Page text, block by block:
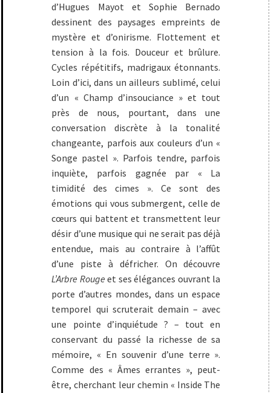
d’Hugues Mayot et Sophie Bernado
dessinent des paysages empreints de
mystère et d’onirisme. Flottement et
tension à la fois. Douceur et brûlure.
Cycles répétitifs, madrigaux étonnants.
Loin d’ici, dans un ailleurs sublimé, celui
d’un « Champ d’insouciance » et tout
près de nous, pourtant, dans une
conversation discrète à la tonalité
changeante, parfois aux couleurs d’un «
Songe pastel ». Parfois tendre, parfois
inquiète, parfois gagnée par « La
timidité des cimes ». Ce sont des
émotions qui vous submergent, celle de
cœurs qui battent et transmettent leur
désir d’une musique qui ne serait pas déjà
entendue, mais au contraire à l’affût
d’une piste à défricher. On découvre
L’Arbre Rouge et ses élégances ouvrant la
porte d’autres mondes, dans un espace
temporel qui scruterait demain – avec
une pointe d’inquiétude ? – tout en
conservant du passé la richesse de sa
mémoire, « En souvenir d’une terre ».
Comme des « Âmes errantes », peut-
être, cherchant leur chemin « Inside The